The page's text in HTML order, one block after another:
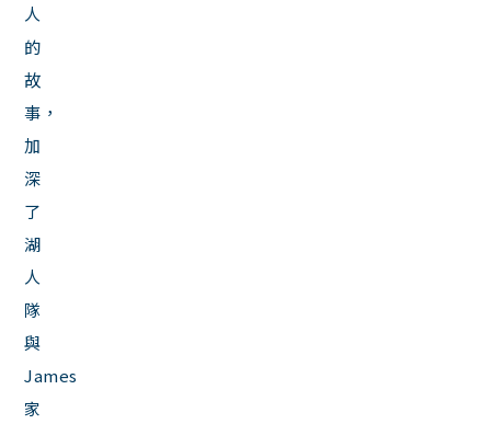
人
的
故
事，
加
深
了
湖
人
隊
與
James
家